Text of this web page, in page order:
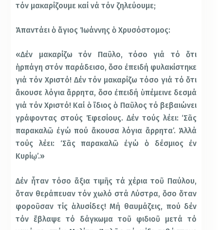
τόν μακαρίζουμε καί νά τόν ζηλεύουμε;
Ἀπαντάει ὁ ἅγιος Ἰωάννης ὁ Χρυσόστομος:
«Δέν μακαρίζω τόν Παῦλο, τόσο γιά τό ὅτι
ἡρπάγη στόν παράδεισο, ὅσο ἐπειδή φυλακίστηκε
γιά τόν Χριστό! Δέν τόν μακαρίζω τόσο γιά τό ὅτι
ἄκουσε λόγια ἄρρητα, ὅσο ἐπειδή ὑπέμεινε δεσμά
γιά τόν Χριστό! Καί ὁ ἴδιος ὁ Παῦλος τό βεβαιώνει
γράφοντας στούς Ἐφεσίους. Δέν τούς λέει: ‘Σᾶς
παρακαλῶ ἐγώ πού ἄκουσα λόγια ἄρρητα’. Ἀλλά
τούς λέει: ‘Σᾶς παρακαλῶ ἐγώ ὁ δέσμιος ἐν
Κυρίῳ’.»
Δέν ἦταν τόσο ἄξια τιμῆς τά χέρια τοῦ Παύλου,
ὅταν θεράπευαν τόν χωλό στά Λύστρα, ὅσο ὅταν
φοροῦσαν τίς ἁλυσίδες! Μή θαυμάζεις, πού δέν
τόν ἔβλαψε τό δάγκωμα τοῦ φιδιοῦ μετά τό